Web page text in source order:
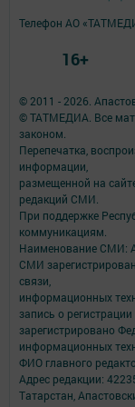
© 2011 - 2026.
© ТАТМЕДИА. Все
законом.
Перепечатка,
информации,
размещенной на
редакций СМИ.
При поддержке
коммуникациям.
Наименование СМИ:
СМИ
связи,
информационных
запись о
зарегистрировано
информационных
ФИО главного
Адрес редакции:
Татарстан,
Телефон АО
16+